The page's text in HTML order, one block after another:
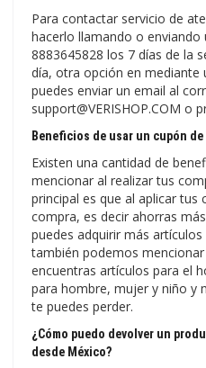
Para contactar servicio de
hacerlo llamando o
8883645828 los 7 días de la
día, otra opción en mediante
puedes enviar un email al
support@VERISHOP.COM o
Beneficios de usar un cupón de
Existen una cantidad de
mencionar al realizar tus
principal es que al aplicar tus
compra, es decir ahorras
puedes adquirir más
también podemos mencionar
encuentras artículos para el
para hombre, mujer y niño y
te puedes perder.
¿Cómo puedo devolver un
desde México?